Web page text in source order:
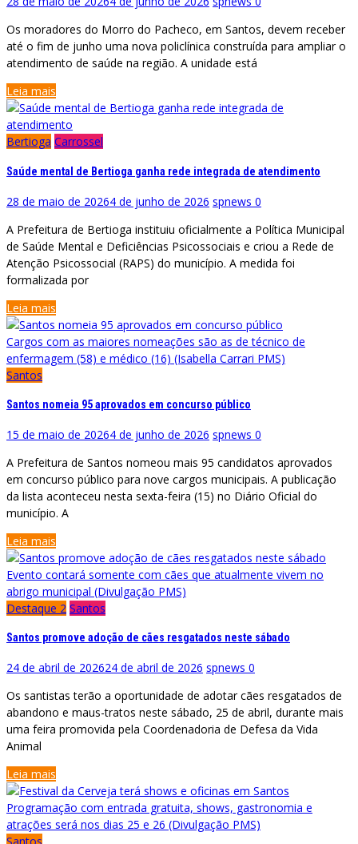
Os moradores do Morro do Pacheco, em Santos, devem receber
até o fim de junho uma nova policlínica construída para ampliar o
atendimento de saúde na região. A unidade está
Leia mais
Bertioga Carrossel
Saúde mental de Bertioga ganha rede integrada de atendimento
28 de maio de 20264 de junho de 2026 spnews 0
A Prefeitura de Bertioga instituiu oficialmente a Política Municipal
de Saúde Mental e Deficiências Psicossociais e criou a Rede de
Atenção Psicossocial (RAPS) do município. A medida foi
formalizada por
Leia mais
Cargos com as maiores nomeações são as de técnico de
enfermagem (58) e médico (16) (Isabella Carrari PMS)
Santos
Santos nomeia 95 aprovados em concurso público
15 de maio de 20264 de junho de 2026 spnews 0
A Prefeitura de Santos nomeou mais 95 candidatos aprovados
em concurso público para nove cargos municipais. A publicação
da lista aconteceu nesta sexta-feira (15) no Diário Oficial do
município. A
Leia mais
Evento contará somente com cães que atualmente vivem no
abrigo municipal (Divulgação PMS)
Destaque 2 Santos
Santos promove adoção de cães resgatados neste sábado
24 de abril de 202624 de abril de 2026 spnews 0
Os santistas terão a oportunidade de adotar cães resgatados de
abandono e maus-tratos neste sábado, 25 de abril, durante mais
uma feira promovida pela Coordenadoria de Defesa da Vida
Animal
Leia mais
Programação com entrada gratuita, shows, gastronomia e
atrações será nos dias 25 e 26 (Divulgação PMS)